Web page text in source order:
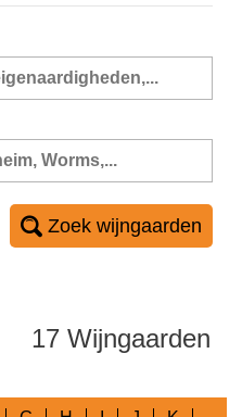
Zoek wijngaarden
17 Wijngaarden